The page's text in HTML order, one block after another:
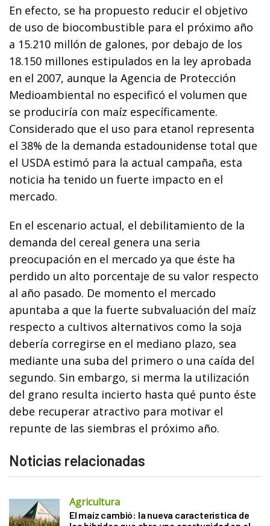
En efecto, se ha propuesto reducir el objetivo
de uso de biocombustible para el próximo año
a 15.210 millón de galones, por debajo de los
18.150 millones estipulados en la ley aprobada
en el 2007, aunque la Agencia de Protección
Medioambiental no especificó el volumen que
se produciría con maíz específicamente.
Considerado que el uso para etanol representa
el 38% de la demanda estadounidense total que
el USDA estimó para la actual campaña, esta
noticia ha tenido un fuerte impacto en el
mercado.
En el escenario actual, el debilitamiento de la
demanda del cereal genera una seria
preocupación en el mercado ya que éste ha
perdido un alto porcentaje de su valor respecto
al año pasado. De momento el mercado
apuntaba a que la fuerte subvaluación del maíz
respecto a cultivos alternativos como la soja
debería corregirse en el mediano plazo, sea
mediante una suba del primero o una caída del
segundo. Sin embargo, si merma la utilización
del grano resulta incierto hasta qué punto éste
debe recuperar atractivo para motivar el
repunte de las siembras el próximo año.
Noticias relacionadas
Agricultura
El maíz cambió: la nueva característica de